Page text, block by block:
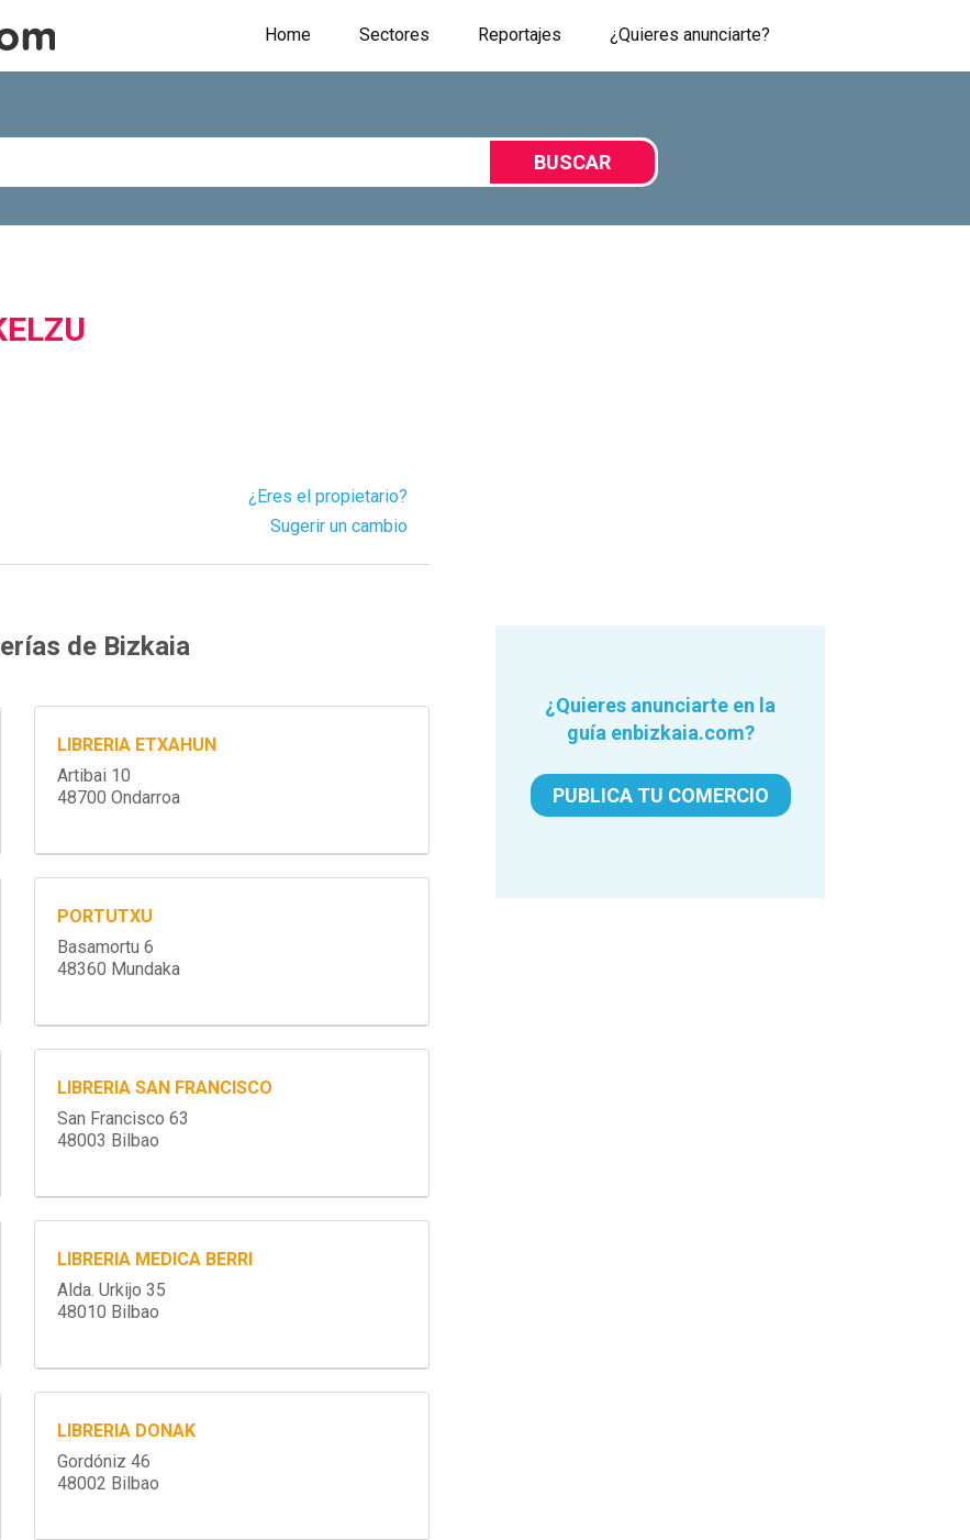
Home Sectores Reportajes ¿Quieres anunciarte?
BUSCAR
¿Eres el propietario?
Sugerir un cambio
de Bizkaia
LIBRERIA ETXAHUN
Artibai 10
48700 Ondarroa
PORTUTXU
Basamortu 6
48360 Mundaka
LIBRERIA SAN FRANCISCO
San Francisco 63
48003 Bilbao
LIBRERIA MEDICA BERRI
Alda. Urkijo 35
48010 Bilbao
LIBRERIA DONAK
Gordóniz 46
48002 Bilbao
¿Quieres anunciarte en la
guía enbizkaia.com?
PUBLICA TU COMERCIO